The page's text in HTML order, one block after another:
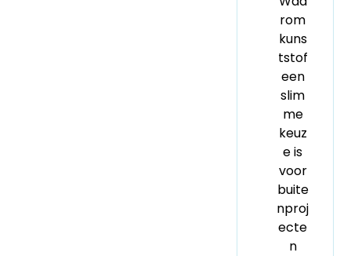
rom
kuns
tstof
een
slim
me
keuz
e is
voor
buite
nproj
ecte
n